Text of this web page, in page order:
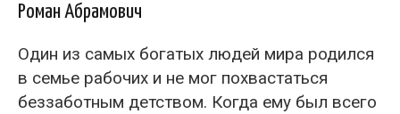
Роман Абрамович
Один из самых богатых людей мира родился
в семье рабочих и не мог похвастаться
беззаботным детством. Когда ему был всего